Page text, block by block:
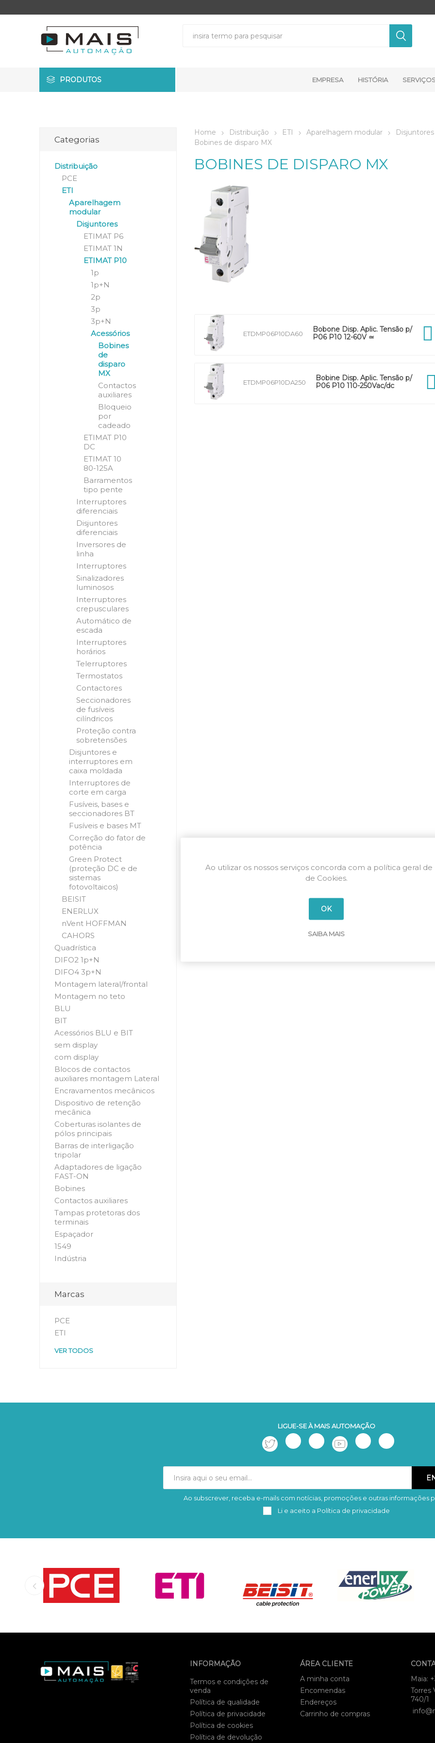
PRODUTOS EMPRESA HISTÓRIA
Home Distribuição ETI Aparelhagem modular
Disjuntores
Bobines de disparo MX
BOBINES DE DISPARO MX
ETDMP06P10DA60
Bobone Disp. Aplic. Tensão p/
P06 P10 12-60V ≃
ETDMP06P10DA250
Bobine Disp. Aplic. Tensão p/
P06 P10 110-250Vac/dc
Categorias
Distribuição
PCE
ETI
Aparelhagem
modular
Disjuntores
ETIMAT P6
ETIMAT 1N
ETIMAT P10
1p
1p+N
2p
3p
3p+N
Acessórios
Bobines
de
disparo
MX
Contactos
auxiliares
Bloqueio
por
cadeado
ETIMAT P10
DC
ETIMAT 10
80-125A
Barramentos
tipo pente
Interruptores
diferenciais
Disjuntores
diferenciais
Inversores de
linha
Interruptores
Sinalizadores
luminosos
Interruptores
crepusculares
Automático de
escada
Interruptores
horários
Telerruptores
Termostatos
Contactores
Seccionadores
de fusíveis
cilíndricos
Proteção contra
sobretensões
Disjuntores e
interruptores em
caixa moldada
Interruptores de
corte em carga
Fusíveis, bases e
seccionadores BT
Fusíveis e bases MT
Correção do fator de
potência
Green Protect
(proteção DC e de
sistemas
fotovoltaicos)
BEISIT
ENERLUX
nVent HOFFMAN
CAHORS
Quadrística
DIFO2 1p+N
DIFO4 3p+N
Montagem lateral/frontal
Montagem no teto
BLU
BIT
Acessórios BLU e BIT
sem display
com display
Blocos de contactos
auxiliares montagem Lateral
Encravamentos mecânicos
Dispositivo de retenção
mecânica
Coberturas isolantes de
pólos principais
Barras de interligação
tripolar
Adaptadores de ligação
FAST-ON
Bobines
Contactos auxiliares
Tampas protetoras dos
terminais
Espaçador
1549
Indústria
Marcas
PCE
ETI
VER TODOS
LIGUE-SE À MAIS AUTOMAÇÃO
Subscrever Remover
Ao subscrever, receba e-mails com notícias, promoções e outras informações
Li e aceito a Política de privacidade
INFORMAÇÃO
Termos e condições de
venda
Política de qualidade
Política de privacidade
Política de cookies
Política de devolução
ÁREA CLIENTE
A minha conta
Encomendas
Endereços
Carrinho de compras
Maia:
Torres
740/1
Ao utilizar os nossos serviços concorda com a política geral de
de Cookies.
OK
SAIBA MAIS